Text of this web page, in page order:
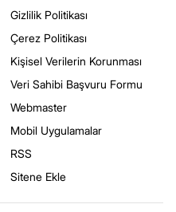
Gizlilik Politikası
Çerez Politikası
Kişisel Verilerin Korunması
Veri Sahibi Başvuru Formu
Webmaster
Mobil Uygulamalar
RSS
Sitene Ekle